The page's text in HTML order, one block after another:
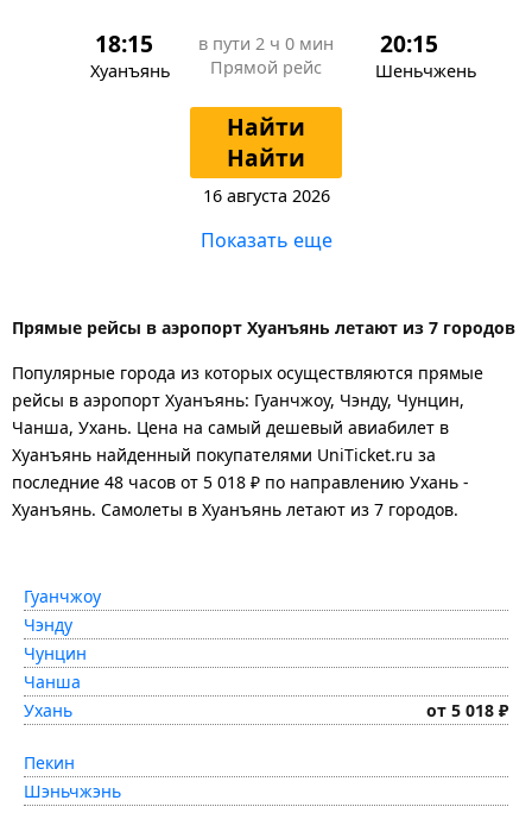
18:15
Хуанъянь
в пути 2 ч 0 мин
Прямой рейс
20:15
Шеньчжень
Найти
Найти
16 августа 2026
Показать еще
Прямые рейсы в аэропорт Хуанъянь летают из 7 городов
Популярные города из которых осуществляются прямые
рейсы в аэропорт Хуанъянь: Гуанчжоу, Чэнду, Чунцин,
Чанша, Ухань. Цена на самый дешевый авиабилет в
Хуанъянь найденный покупателями UniTicket.ru за
последние 48 часов от 5 018 ₽ по направлению Ухань -
Хуанъянь. Самолеты в Хуанъянь летают из 7 городов.
Гуанчжоу
Чэнду
Чунцин
Чанша
Ухань
от 5 018 ₽
Пекин
Шэньчжэнь